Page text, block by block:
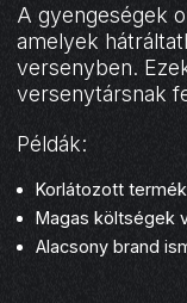
A gyengeségek
amelyek
versenyben.
versenytársnak
Példák:
Korlátozott
Magas költségek
Alacsony brand